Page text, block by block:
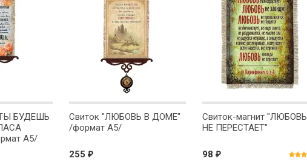
БУДЕШЬ
А5/
Свиток "ЛЮБОВЬ В ДОМЕ"
/формат А5/
255 ₽
Свиток-магнит "ЛЮБОВЬ
НЕ ПЕРЕСТАЕТ"
98 ₽